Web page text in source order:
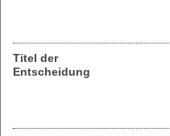
Titel der
Entscheidung